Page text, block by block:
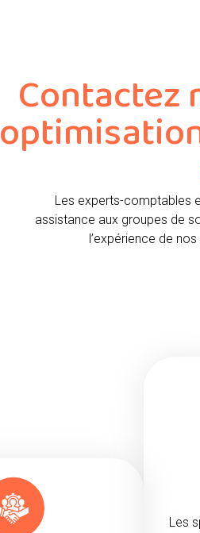
Contactez
Les experts-comptables
assistance aux groupes de
l’expérience de
Les